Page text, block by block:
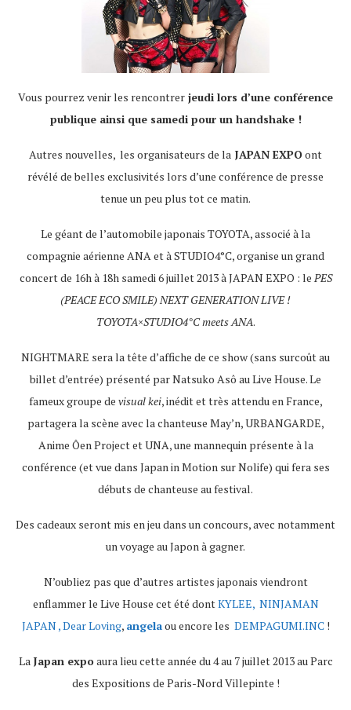
Vous pourrez venir les rencontrer jeudi lors d’une conférence
publique ainsi que samedi pour un handshake !
Autres nouvelles, les organisateurs de la JAPAN EXPOont
révélé de belles exclusivités lors d’une conférence de presse
tenue un peu plus tot ce matin.
Le géant de l’automobile japonais TOYOTA, associé à la
compagnie aérienne ANA et à STUDIO4°C, organise un grand
concert de 16h à 18h samedi 6 juillet 2013 à JAPAN EXPO : le PES
(PEACE ECO SMILE) NEXT GENERATION LIVE !
TOYOTA×STUDIO4°C meets ANA.
NIGHTMARE sera la tête d’affiche de ce show (sans surcoût au
billet d’entrée) présenté par Natsuko Asô au Live House. Le
fameux groupe de visual kei, inédit et très attendu en France,
partagera la scène avec la chanteuse May’n, URBANGARDE,
Anime Ôen Project et UNA, une mannequin présente à la
conférence (et vue dans Japan in Motion sur Nolife) qui fera ses
débuts de chanteuse au festival.
Des cadeaux seront mis en jeu dans un concours, avec notamment
un voyage au Japon à gagner.
N’oubliez pas que d’autres artistes japonais viendront
enflammer le Live House cet été dontKYLEE, NINJAMAN
JAPAN , Dear Loving, angelaou encore les DEMPAGUMI.INC!
La Japan expoaura lieu cette année du 4 au 7 juillet 2013 au Parc
des Expositions de Paris-Nord Villepinte !